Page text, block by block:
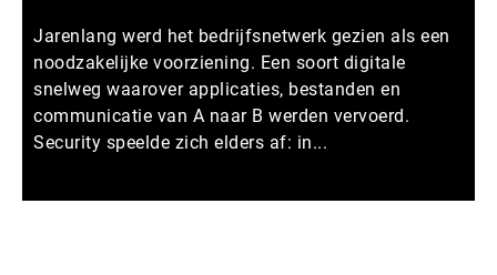
Jarenlang werd het bedrijfsnetwerk gezien als een
noodzakelijke voorziening. Een soort digitale
snelweg waarover applicaties, bestanden en
communicatie van A naar B werden vervoerd.
Security speelde zich elders af: in...